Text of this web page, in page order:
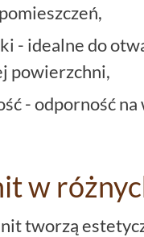
- idealne do
powierzchni,
- odporność
w
tworzą